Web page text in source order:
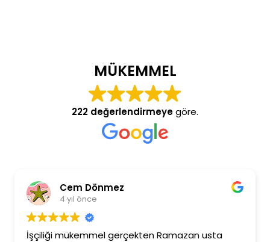
MÜKEMMEL
222 değerlendirmeyegöre.
Cem Dönmez
4 yıl önce
İşçiliği mükemmel gerçekten Ramazan usta